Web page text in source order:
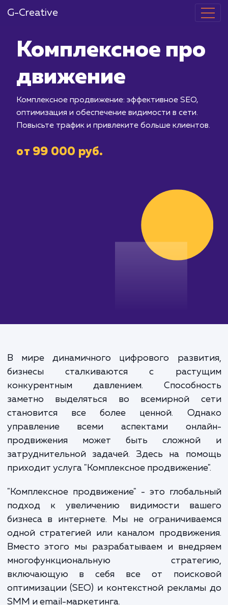
G-Creative
движение
оптимизация и обеспечение
от 99 000 руб.
В мире динамичного цифрового
бизнесы сталкиваются с
конкурентным давлением.
заметно выделяться во всемирной
становится все более ценной.
управление всеми аспектами
продвижения может быть
затруднительной задачей. Здесь на
приходит услуга "Комплексное
"Комплексное продвижение" - это
подход к увеличению видимости
бизнеса в интернете. Мы не
одной стратегией или каналом